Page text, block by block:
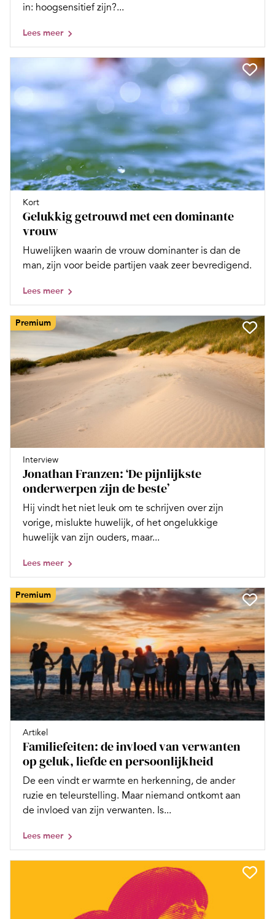
in: hoogsensitief zijn?...
Lees meer
Kort
Gelukkig getrouwd met een dominante
vrouw
Huwelijken waarin de vrouw dominanter is dan de
man, zijn voor beide partijen vaak zeer bevredigend.
Lees meer
Premium
Interview
Jonathan Franzen: ‘De pijnlijkste
onderwerpen zijn de beste’
Hij vindt het niet leuk om te schrijven over zijn
vorige, mislukte huwelijk, of het ongelukkige
huwelijk van zijn ouders, maar...
Lees meer
Premium
Artikel
Familiefeiten: de invloed van verwanten
op geluk, liefde en persoonlijkheid
De een vindt er warmte en herkenning, de ander
ruzie en teleurstelling. Maar niemand ontkomt aan
de invloed van zijn verwanten. Is...
Lees meer